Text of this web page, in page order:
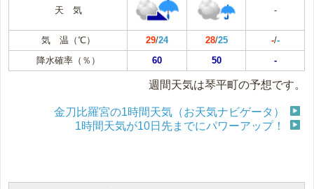
天 気 -
気 温（℃） 29/24 28/25 -/-
降水確率（％）
60 50 -
週間天気は琴平町の予想です。
金刀比羅宮の1時間天気（お天気ナビゲータ）
1時間天気が10日先までにパワーアップ！